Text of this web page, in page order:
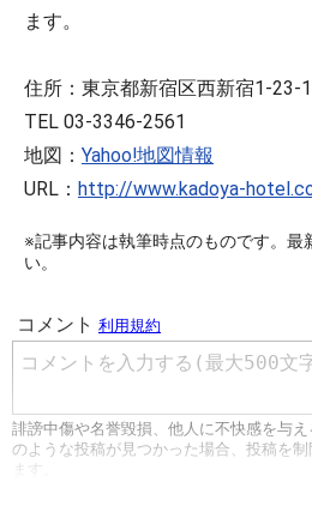
ます。
住所：東京都新宿区西新宿1-23-1
TEL 03-3346-2561
地図： Yahoo!地図情報
URL： http://www.kadoya-
※記事内容は執筆時点のものです。最
い。